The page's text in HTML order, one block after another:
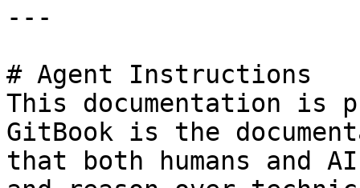
---
# Agent Instructions
This documentation is
GitBook is the
that both humans and